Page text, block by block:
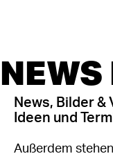
NEWS
News, Bilder
Ideen und
Außerdem